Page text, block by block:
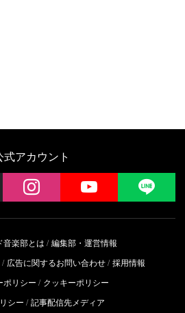
式アカウント
instagram YouTube
音楽部とは
編集部・運営情報
広告に関するお問い合わせ 採用情報
ポリシー
クッキーポリシー
シー
記事配信先メディア